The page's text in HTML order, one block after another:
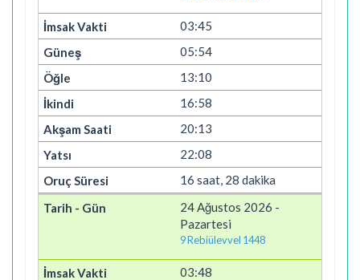
03:45
05:54
13:10
16:58
20:13
22:08
16 saat, 28 dakika
24 Ağustos 2026 -
Pazartesi
9 Rebiülevvel 1448
03:48